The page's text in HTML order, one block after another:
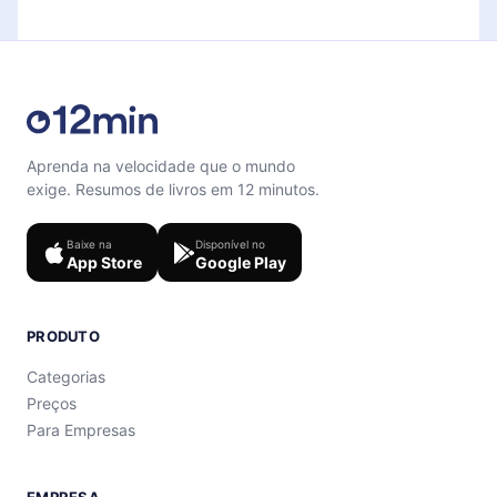
Aprenda na velocidade que o mundo
exige. Resumos de livros em 12 minutos.
Baixe na
App Store
Disponível no
Google Play
PRODUTO
Categorias
Preços
Para Empresas